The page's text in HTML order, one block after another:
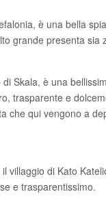
è una bella
grande presenta
Skala, è una
trasparente e
che qui vengono a
villaggio di Kato
e trasparentissimo.